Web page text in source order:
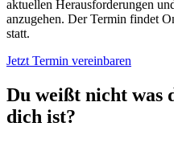
aktuellen Herausforderungen
anzugehen. Der Termin findet
statt.
Jetzt Termin vereinbaren
Du weißt nicht was
dich ist?